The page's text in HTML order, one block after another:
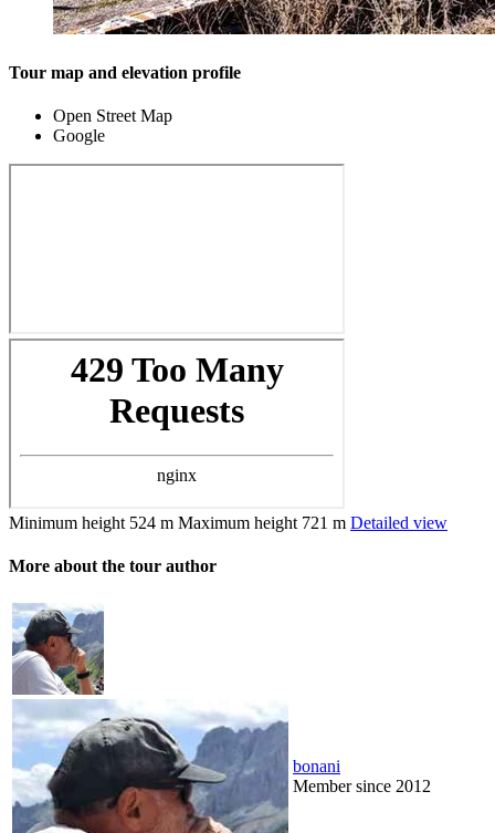
Tour map and elevation profile
Open Street Map
Google
Minimum height 524 m Maximum height 721 m Detailed view
More about the tour author
bonani
Member since 2012